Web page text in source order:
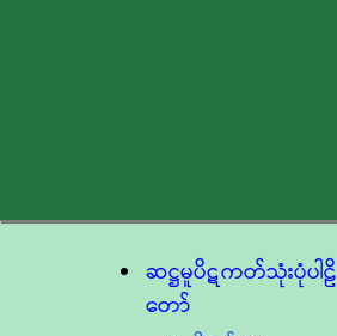
ဆဋ္ဌမူပိဋကတ်သုံးပုံပါဠိ
တော်